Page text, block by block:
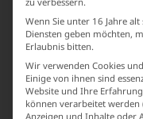
Basic
LABEL
fabelhaft
Wenn Sie unter 16 Jahre
Diensten geben möchten,
Erlaubnis bitten.
Wir verwenden Cookies
Einige von ihnen sind
Website und Ihre
können verarbeitet werden
Anzeigen und Inhalte oder